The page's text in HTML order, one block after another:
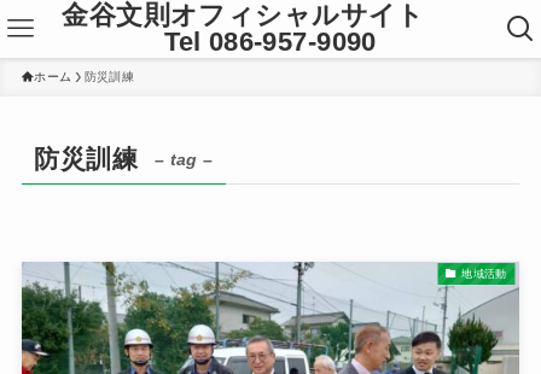
金谷文則オフィシャルサイト
Tel 086-957-9090
ホーム 防災訓練
防災訓練 – tag –
地域活動